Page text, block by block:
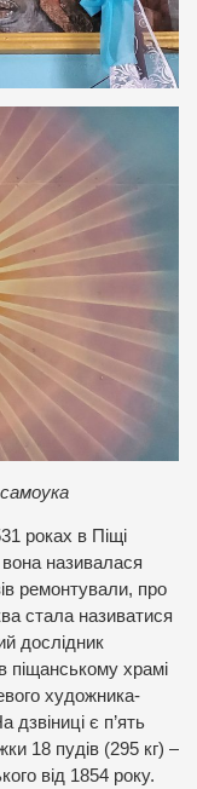
роках в Піщі
називалася
ремонтували, про
стала називатися
дослідник
храмі
художника-
дзвіниці є п’ять
18 пудів (295 кг) –
від 1854 року.